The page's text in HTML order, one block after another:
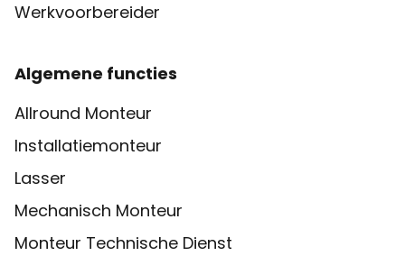
Werkvoorbereider
Algemene functies
Allround Monteur
Installatiemonteur
Lasser
Mechanisch Monteur
Monteur Technische Dienst